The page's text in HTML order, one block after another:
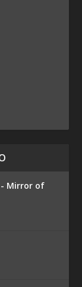
- Mirror of